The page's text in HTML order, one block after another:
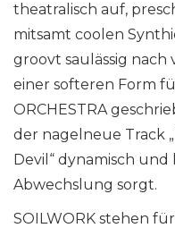
theatralisch auf,
mitsamt coolen
groovt saulässig
einer softeren Form
ORCHESTRA
der nagelneue Track
Devil“ dynamisch
Abwechslung sorgt.
SOILWORK stehen